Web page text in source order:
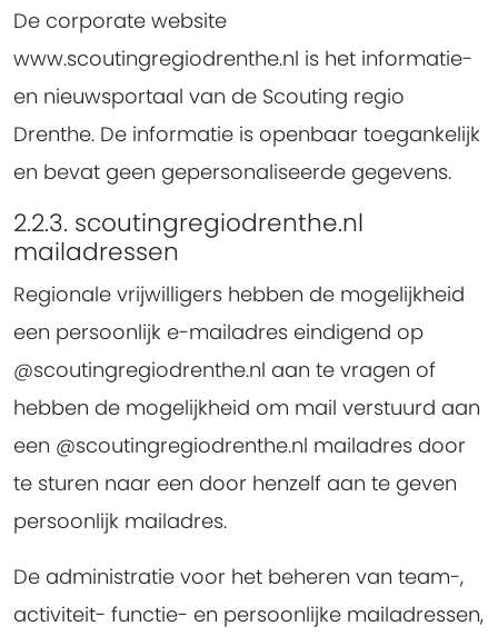
De corporate website
www.scoutingregiodrenthe.nl is het informatie-
en nieuwsportaal van de Scouting regio
Drenthe. De informatie is openbaar toegankelijk
en bevat geen gepersonaliseerde gegevens.
2.2.3. scoutingregiodrenthe.nl
mailadressen
Regionale vrijwilligers hebben de mogelijkheid
een persoonlijk e-mailadres eindigend op
@scoutingregiodrenthe.nl aan te vragen of
hebben de mogelijkheid om mail verstuurd aan
een @scoutingregiodrenthe.nl mailadres door
te sturen naar een door henzelf aan te geven
persoonlijk mailadres.
De administratie voor het beheren van team-,
activiteit- functie- en persoonlijke mailadressen,